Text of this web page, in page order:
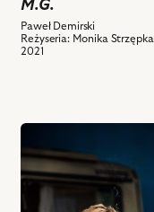
Spraw,
Eliza
Borowska
Strączek
Gospodyni,
Joanna
Trzepiecińska
Eliza
Borowska
–
–
Burmistrz,
Prezydent,
tzw.
Dobra
M.G.
Paweł Demirski
Reżyseria: Monika Strzępka
2021
przejdź
do
obiektu
M.G.,